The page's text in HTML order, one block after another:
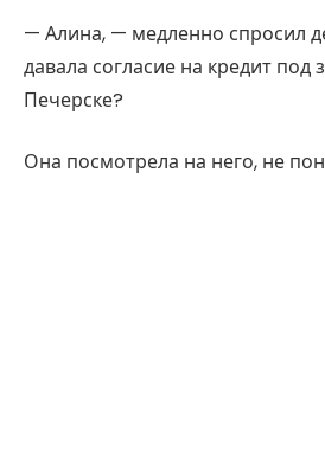
— Алина, — медленно спросил
давала согласие на кредит под
Печерске?
Она посмотрела на него, не